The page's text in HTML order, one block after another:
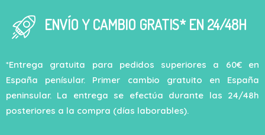
ENVÍO Y CAMBIO GRATIS* EN 24/48H
*Entrega gratuita para pedidos superiores a 60€ en
España penísular. Primer cambio gratuito en España
peninsular. La entrega se efectúa durante las 24/48h
posteriores a la compra (días laborables).